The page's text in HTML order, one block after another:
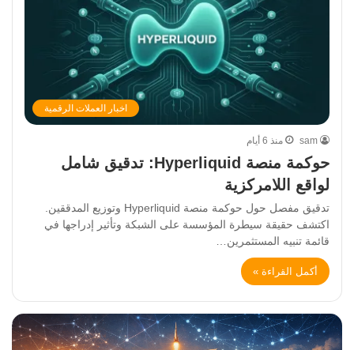
اخبار العملات الرقمية
sam منذ 6 أيام
حوكمة منصة Hyperliquid: تدقيق شامل
لواقع اللامركزية
تدقيق مفصل حول حوكمة منصة Hyperliquid وتوزيع المدققين.
اكتشف حقيقة سيطرة المؤسسة على الشبكة وتأثير إدراجها في
قائمة تنبيه المستثمرين…
أكمل القراءة »